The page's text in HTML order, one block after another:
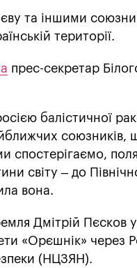
та іншими
території.
прес-секретар
балістичної
союзників,
спостерігаємо,
світу – до
вона.
Дмітрій
«Орєшнік» через
(НЦЗЯН).